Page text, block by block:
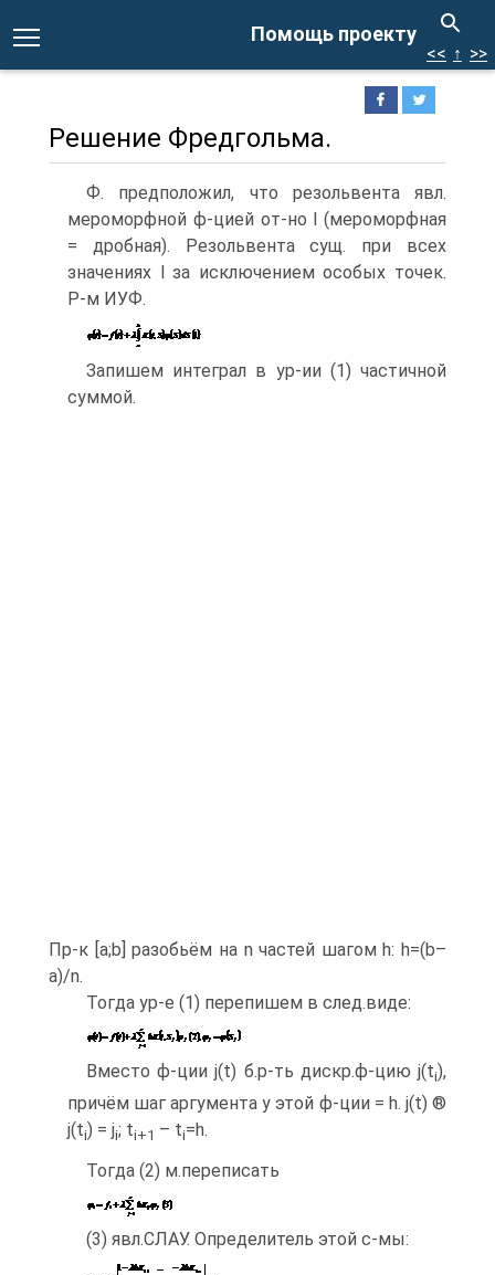
Помощь проекту
<< ↑ >>
Решение Фредгольма.
Ф. предположил, что резольвента явл.
мероморфной ф-цией от-но l (мероморфная
= дробная). Резольвента сущ. при всех
значениях l за исключением особых точек.
Р-м ИУФ.
Запишем интеграл в ур-ии (1) частичной
суммой.
Пр-к [a;b] разобьём на n частей шагом h: h=(b–
a)/n.
Тогда ур-е (1) перепишем в след.виде:
Вместо ф-ции j(t) б.р-ть дискр.ф-цию j(ti),
причём шаг аргумента у этой ф-ции = h. j(t) ®
j(ti) = ji; ti+1 – ti=h.
Тогда (2) м.переписать
(3) явл.СЛАУ. Определитель этой с-мы: